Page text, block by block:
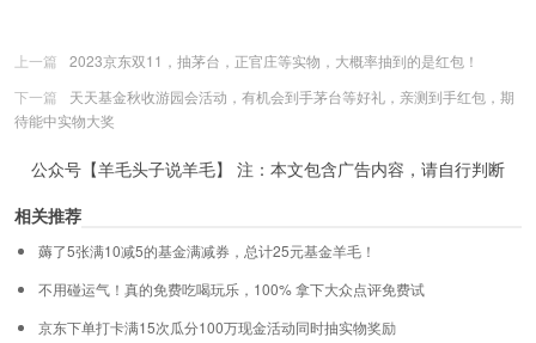
上一篇
2023京东双11，抽茅台，正官庄等实物，大概率抽到的是红包！
下一篇
天天基金秋收游园会活动，有机会到手茅台等好礼，亲测到手红包，期
待能中实物大奖
公众号【羊毛头子说羊毛】 注：本文包含广告内容，请自行判断
相关推荐
薅了5张满10减5的基金满减券，总计25元基金羊毛！
不用碰运气！真的免费吃喝玩乐，100% 拿下大众点评免费试
京东下单打卡满15次瓜分100万现金活动同时抽实物奖励